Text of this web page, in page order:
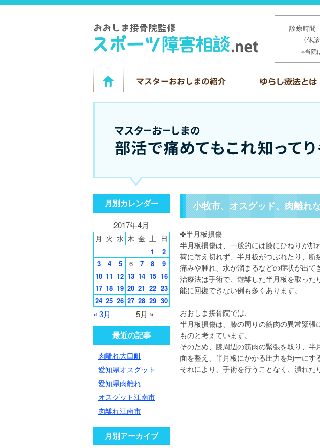
診療時
〈休
※当院
小牧市、オスグッド、肉離れ
✤半月板損傷
半月板損傷は、一般的には膝にひねりが
荷に耐え切れず、半月板がつぶれたり、断
痛みや腫れ、水が溜まるなどの症状が出て
治療法は手術で、遊離した半月板を取っ
能に回復できない例も多くあります。
おおしま接骨院では、
半月板損傷は、膝の周りの筋肉の異常緊
ものと考えています。
そのため、膝周辺の筋肉の緊張を取り、
面を整え、半月板にかかる圧力を均一にす
それにより、手術を行うことなく、潰れた
月別カレンダー
2017年4月
月 火 水 木 金 土 日
« 3月 5月 »
1
2
3
4 5 6 7 8
9
10 11 12 13 14 15 16
17 18 19 20 21 22 23
24 25 26 27 28 29 30
最近の記事
肉離れ大口町
愛知県オスグット
愛知県肉離れ
オスグット江南市
肉離れ江南市
月別アーカイブ